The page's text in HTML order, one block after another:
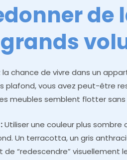
de
la chance de vivre dans un
plafond, vous avez peut-être
meubles semblent flotter
Utiliser une couleur plus
Un terracotta, un gris
“redescendre” visuellement